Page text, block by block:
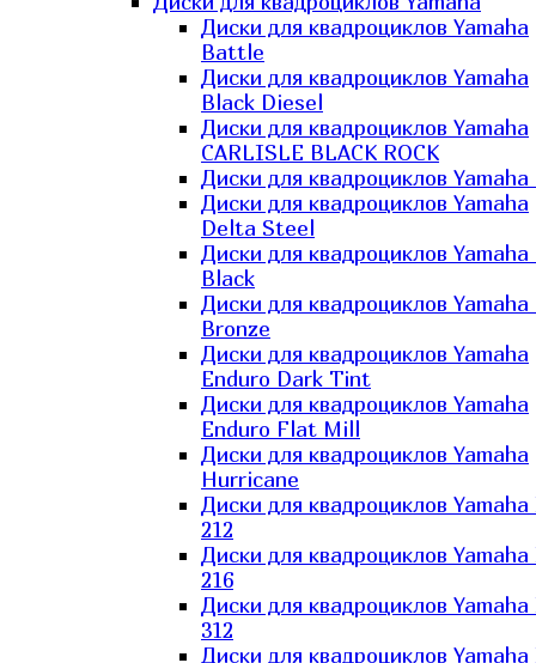
Диски для квадроциклов Yamaha
Battle
Диски для квадроциклов Yamaha
Black Diesel
Диски для квадроциклов Yamaha
CARLISLE BLACK ROCK
Диски для квадроциклов Yamaha
Диски для квадроциклов Yamaha
Delta Steel
Диски для квадроциклов
Black
Диски для квадроциклов
Bronze
Диски для квадроциклов Yamaha
Enduro Dark Tint
Диски для квадроциклов Yamaha
Enduro Flat Mill
Диски для квадроциклов Yamaha
Hurricane
Диски для квадроциклов
212
Диски для квадроциклов
216
Диски для квадроциклов
312
Диски для квадроциклов